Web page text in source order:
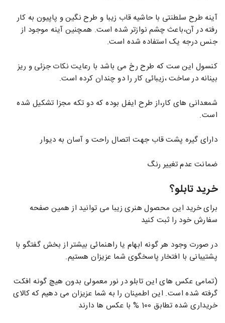
آینه طرح سلطنتی با حاشیه قاب زیبا و طرح نگین و پاپیون به کار
رفته در آن،باعث چشم نوازتر شده است. همچنین آینه موجود از
جنس درجه یک استفاده شده است.
کنسول این ست که طرح رخ می باشد با رعایت نکات جزئی و ریز
بینانه در ساخت ،زیبائی کار را دو چندان کرده است.
شمعدانی های کار،از طرح ایفل بوده که دو تکه مجزا تشکیل شده
است.
دارای گیره پشت قاب جهت اتصال راحت و آسان به دیوار
ضمانت عدم تغییر رنگ
خرید تابلو؟
برای خرید این محصول هنری زیبا می توانید از همین صفحه
سفارش خود را ثبت کنید
در صورت وجود هر گونه ابهام یا راهنمائی بیشتر از بخش گفتگو با
پشتیبانی با افتخار پاسخگوی شما عزیزان هستیم.
(تمامی عکس های این تابلو در نور معمولی بدون هیچ گونه افکت
گرفته شده است. این اطمینان را به شما عزیزان می دهیم که کالای
خریداری شده تطابق 100 % با عکس ها دارند